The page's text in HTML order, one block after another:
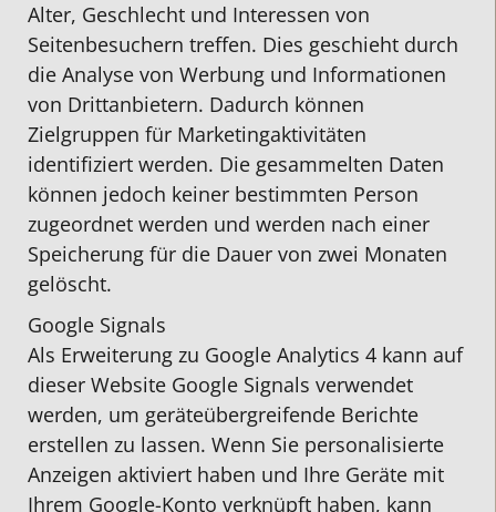
Alter, Geschlecht und Interessen von
Seitenbesuchern treffen. Dies geschieht durch
die Analyse von Werbung und Informationen
von Drittanbietern. Dadurch können
Zielgruppen für Marketingaktivitäten
identifiziert werden. Die gesammelten Daten
können jedoch keiner bestimmten Person
zugeordnet werden und werden nach einer
Speicherung für die Dauer von zwei Monaten
gelöscht.
Google Signals
Als Erweiterung zu Google Analytics 4 kann auf
dieser Website Google Signals verwendet
werden, um geräteübergreifende Berichte
erstellen zu lassen. Wenn Sie personalisierte
Anzeigen aktiviert haben und Ihre Geräte mit
Ihrem Google-Konto verknüpft haben, kann